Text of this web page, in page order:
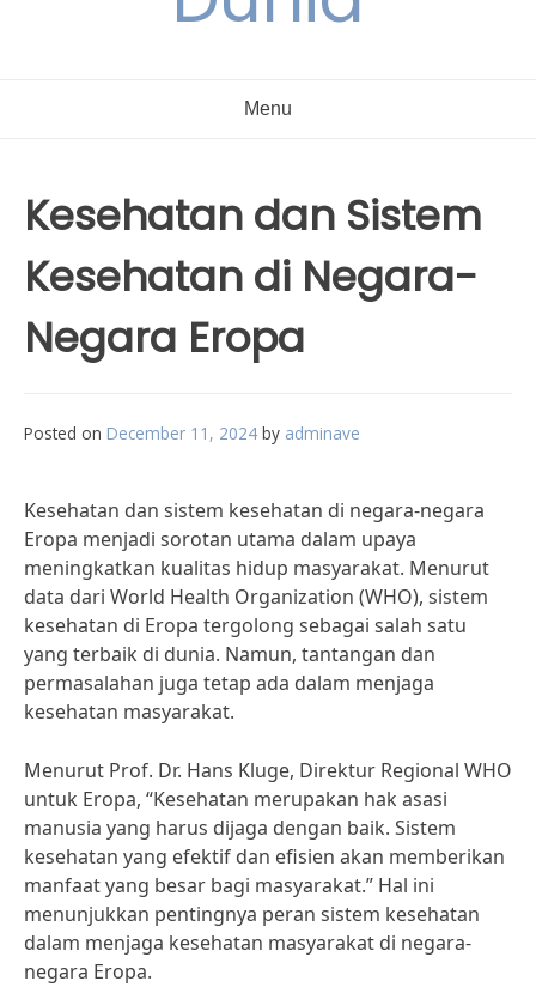
Menu
Kesehatan dan Sistem
Kesehatan di Negara-
Negara Eropa
Posted on December 11, 2024 by adminave
Kesehatan dan sistem kesehatan di negara-negara
Eropa menjadi sorotan utama dalam upaya
meningkatkan kualitas hidup masyarakat. Menurut
data dari World Health Organization (WHO), sistem
kesehatan di Eropa tergolong sebagai salah satu
yang terbaik di dunia. Namun, tantangan dan
permasalahan juga tetap ada dalam menjaga
kesehatan masyarakat.
Menurut Prof. Dr. Hans Kluge, Direktur Regional WHO
untuk Eropa, “Kesehatan merupakan hak asasi
manusia yang harus dijaga dengan baik. Sistem
kesehatan yang efektif dan efisien akan memberikan
manfaat yang besar bagi masyarakat.” Hal ini
menunjukkan pentingnya peran sistem kesehatan
dalam menjaga kesehatan masyarakat di negara-
negara Eropa.